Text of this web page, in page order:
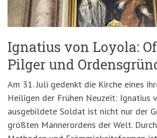
Ignatius von Loyola:
Pilger und
Am 31. Juli gedenkt die Kirche eines
Heiligen der Frühen Neuzeit: Ignatius
ausgebildete Soldat ist nicht nur der
größten Männerordens der Welt.